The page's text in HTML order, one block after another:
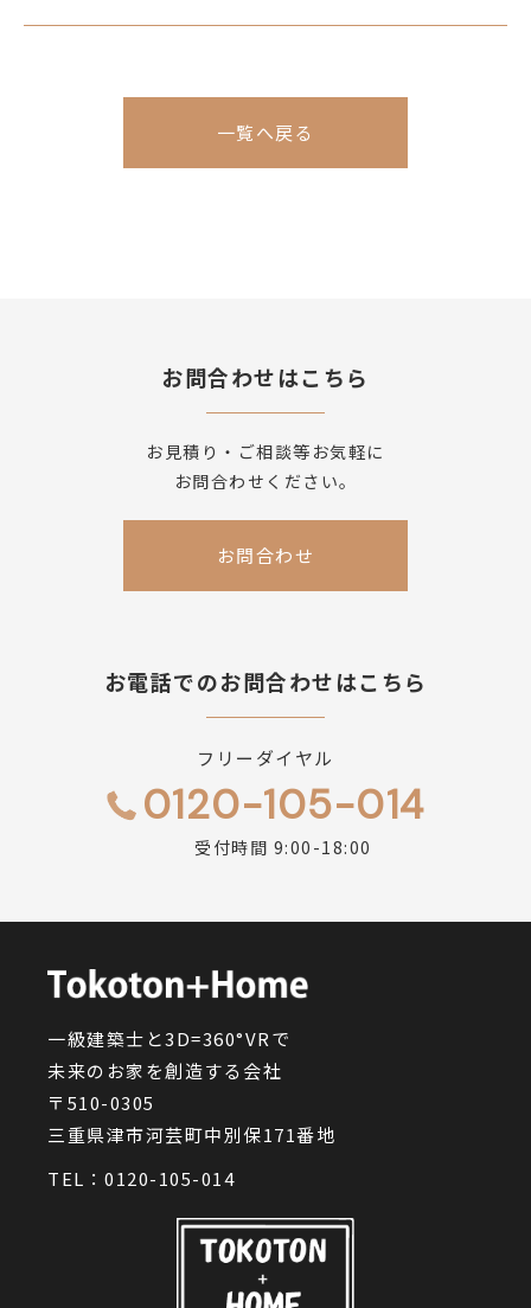
一覧へ戻る
お問合わせはこちら
お見積り・ご相談等お気軽に
お問合わせください。
お問合わせ
お電話でのお問合わせはこちら
フリーダイヤル
0120-105-014
受付時間 9:00-18:00
一級建築士と3D=360°VRで
未来のお家を創造する会社
〒510-0305
三重県津市河芸町中別保171番地
TEL： 0120-105-014